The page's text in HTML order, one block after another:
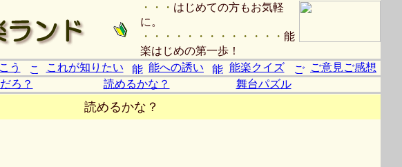
・・・ はじめての方もお気軽
に。
・・・・・・・・・・・・・ 能
楽はじめの第一歩！
う これが知りたい 能への誘い 能楽クイズ
ご意見ご感想
ろ？
読めるかな？ 舞台パズル
読めるかな？